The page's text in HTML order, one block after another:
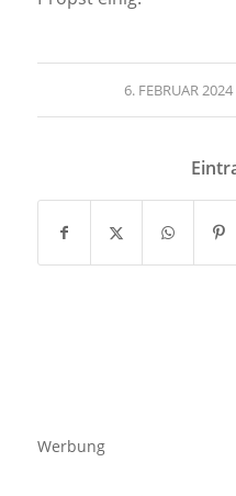
6. FEBRUAR 2024
/
Werbung